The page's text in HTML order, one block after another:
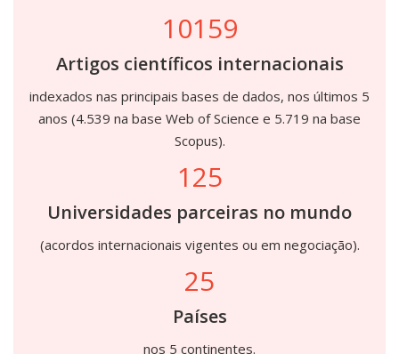
10159
Artigos científicos internacionais
indexados nas principais bases de dados, nos últimos 5
anos (4.539 na base Web of Science e 5.719 na base
Scopus).
125
Universidades parceiras no mundo
(acordos internacionais vigentes ou em negociação).
25
Países
nos 5 continentes.